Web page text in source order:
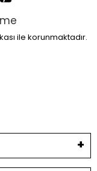
ile korunmaktadır.